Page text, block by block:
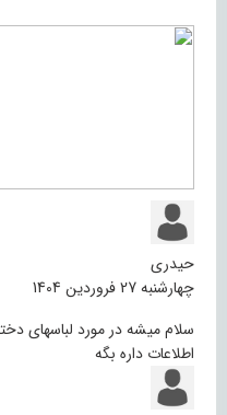
حیدری
چهارشنبه 27 فروردین 1404
سلام میشه در مورد لباسهای
اطلاعات داره بگه